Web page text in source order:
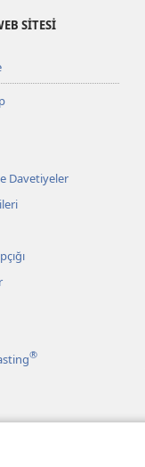
SİTESİ
Davetiyeler
®